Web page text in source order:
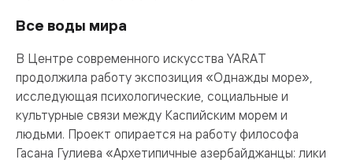
Все воды мира
В Центре современного искусства YARAT
продолжила работу экспозиция «Однажды море»,
исследующая психологические, социальные и
культурные связи между Каспийским морем и
людьми. Проект опирается на работу философа
Гасана Гулиева «Архетипичные азербайджанцы: лики